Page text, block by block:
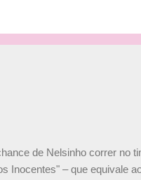
de Nelsinho correr no
Inocentes" – que equivale